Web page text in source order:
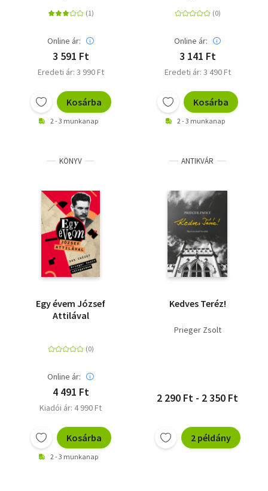
Online ár:
3 591 Ft
Eredeti ár: 3 990 Ft
Kosárba
2 - 3 munkanap
Online ár:
3 141 Ft
Eredeti ár: 3 490 Ft
Kosárba
2 - 3 munkanap
KÖNYV
Egy évem József
Attilával
Online ár:
4 491 Ft
Kiadói ár: 4 990 Ft
Kosárba
2 - 3 munkanap
ANTIKVÁR
Kedves Teréz!
Prieger Zsolt
2 290 Ft - 2 350 Ft
2 példány